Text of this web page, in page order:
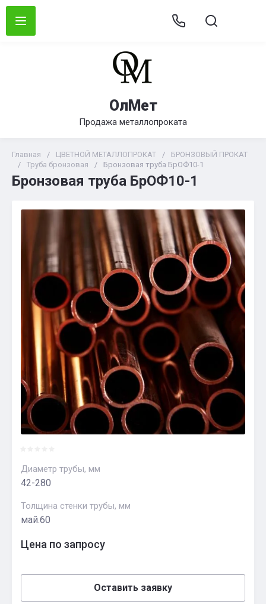
ОлМет
Продажа металлопроката
Главная / ЦВЕТНОЙ МЕТАЛЛОПРОКАТ /
БРОНЗОВЫЙ ПРОКАТ
/
Труба бронзовая / Бронзовая труба БрОФ10-1
Бронзовая труба БрОФ10-1
Диаметр трубы, мм
42-280
Толщина стенки трубы, мм
май.60
Цена по запросу
Оставить заявку